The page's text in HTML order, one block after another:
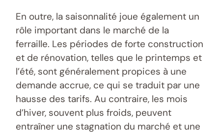
En outre, la saisonnalité joue également un
rôle important dans le marché de la
ferraille. Les périodes de forte construction
et de rénovation, telles que le printemps et
l’été, sont généralement propices à une
demande accrue, ce qui se traduit par une
hausse des tarifs. Au contraire, les mois
d’hiver, souvent plus froids, peuvent
entraîner une stagnation du marché et une